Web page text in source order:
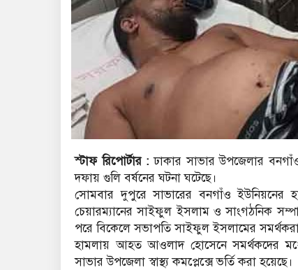
স্টাফ রিপোর্টার : ঢাকার সাভার উপজেলার
দফায় গুলি বর্ষনের ঘটনা ঘটেছে।
সোমবার দুপুরে সাভারের বনগাঁও ইউনিয়নের
চেয়ারম্যানের সাইফুল ইসলাম ও সাংগঠনিক
পরে বিকেলে সভাপতি সাইফুল ইসলামের
হামলায় আহত আওলাদ হোসেনে সমর্থকদের
সাভার উপজেলা স্বাস্থ্য কমপ্লেক্সে ভর্তি করা হয়েছে।